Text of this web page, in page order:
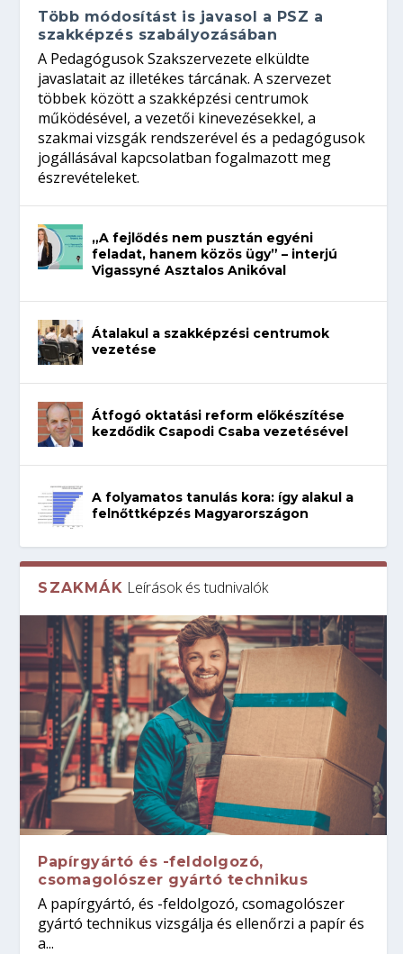
Több módosítást is javasol a PSZ a
szakképzés szabályozásában
A Pedagógusok Szakszervezete elküldte
javaslatait az illetékes tárcának. A szervezet
többek között a szakképzési centrumok
működésével, a vezetői kinevezésekkel, a
szakmai vizsgák rendszerével és a pedagógusok
jogállásával kapcsolatban fogalmazott meg
észrevételeket.
„A fejlődés nem pusztán egyéni
feladat, hanem közös ügy” – interjú
Vigassyné Asztalos Anikóval
Átalakul a szakképzési centrumok
vezetése
Átfogó oktatási reform előkészítése
kezdődik Csapodi Csaba vezetésével
A folyamatos tanulás kora: így alakul a
felnőttképzés Magyarországon
SZAKMÁK Leírások és tudnivalók
Papírgyártó és -feldolgozó,
csomagolószer gyártó technikus
A papírgyártó, és -feldolgozó, csomagolószer
gyártó technikus vizsgálja és ellenőrzi a papír és
a...